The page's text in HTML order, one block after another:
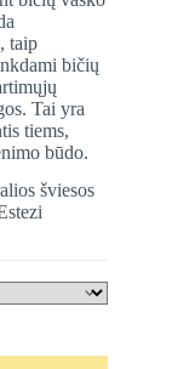
taip
bičių
Tai yra
tiems,
būdo​.
šviesos